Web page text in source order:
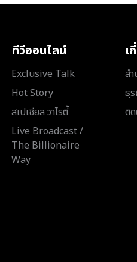
ทีวีออนไลน์
Exclusive Talk
Hot Story
สเปเชียล วาไรตี้
Live Broadcast /
The Billionaire
Way
เ
ส
ธุ
ติด